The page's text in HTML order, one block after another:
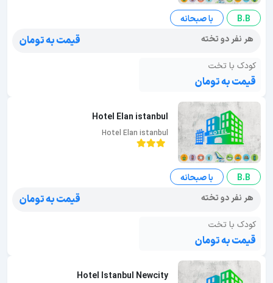
B.B
با صبحانه
هر نفر دو تخته
قیمت به تومان
کودک با تخت
قیمت به تومان
Hotel Elan istanbul
Hotel Elan istanbul
B.B
با صبحانه
هر نفر دو تخته
قیمت به تومان
کودک با تخت
قیمت به تومان
Hotel Istanbul Newcity